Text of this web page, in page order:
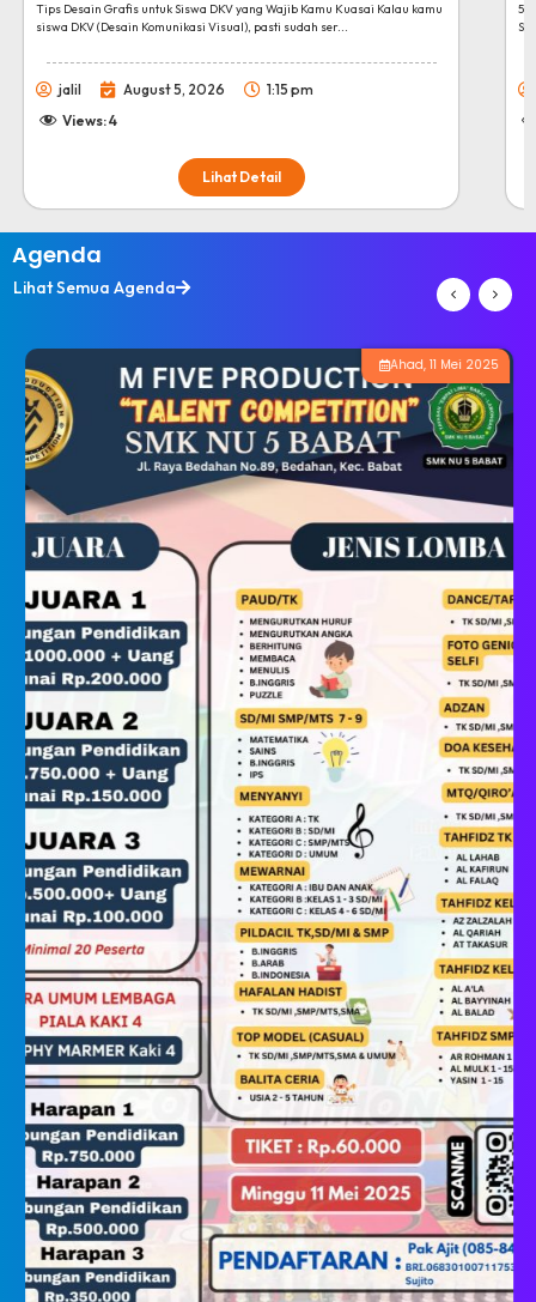
Tips Desain Grafis untuk Siswa DKV yang Wajib Kamu Kuasai Kalau kamu
siswa DKV (Desain Komunikasi Visual), pasti sudah ser...
jalil August 5, 2026
1:15 pm
Views:4
Lihat Detail
5
Agenda
Lihat Semua Agenda
Ahad, 11 Mei 2025